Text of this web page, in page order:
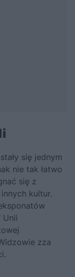
się jednym
nie tak łatwo
się z
kultur.
Unii
zza